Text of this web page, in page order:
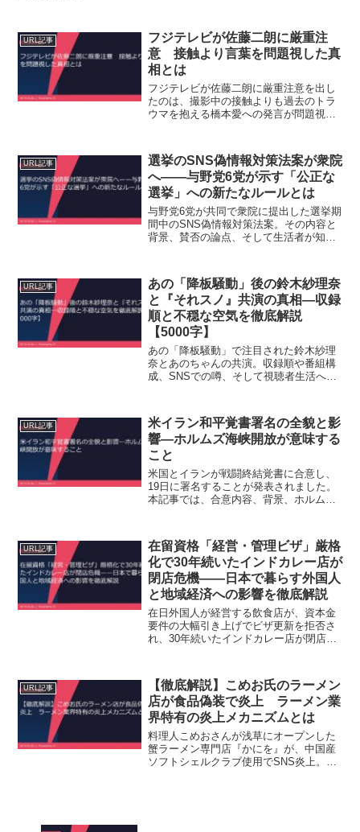
URL記事
フジテレビが佐藤二朗に厳重注
意 接触より言葉を問題視した真
相とは
フジテレビが佐藤二朗に厳重注意を出し
たのは、撮影中の接触よりも過去のトラ
ウマを抱える橋本愛への発言が問題視さ
URL記事
選挙のSNS偽情報対策法案が衆院
へ——与野党6党が示す「公正な
選挙」への新たなルールとは
与野党6党が共同で衆院に提出した選挙期
間中のSNS偽情報対策法案。その内容と
背景、賛否の論点、そして生活者が知っ
URL記事
あの「降板騒動」後の鈴木紗理奈
と『それスノ』共演の真相―収録
順と不穏な空気を徹底解説
【5000字】
あの「降板騒動」で注目された鈴木紗理
奈とあのちゃんの共演。収録順や番組構
成、SNSでの噂、そして視聴者生活への
URL記事
米イラン和平覚書署名の全貌と影
響―ホルムズ海峡開放が意味する
こと
米国とイランが戦闘終結覚書に合意し、
19日に署名することが発表されました。
本記事では、合意内容、背景、ホルムズ
います。
URL記事
在留資格「経営・管理ビザ」厳格
化で30年続いたインドカレー店が
閉店危機——日本で暮らす外国人
と地域経済への影響を徹底解説
在日外国人が経営する飲食店が、資本金
要件の大幅引き上げでビザ更新を拒否さ
れ、30年続いたインドカレー店が閉店を
理しました。
URL記事
【徹底解説】こめお氏のラーメン
店が食品偽装で炎上 ラーメン業
界特有の炎上メカニズムとは
料理人こめおさんが浅草にオープンした
蟹ラーメン専門店『かにを』が、中国産
ソフトシェルクラブ使用でSNS炎上。こ